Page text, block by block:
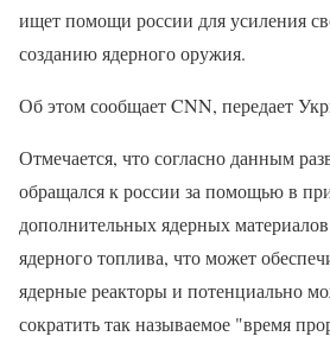
ищет помощи россии для усиления
созданию ядерного оружия.
Об этом сообщает CNN, передает
Отмечается, что согласно данным
обращался к россии за помощью в
дополнительных ядерных
ядерного топлива, что может
ядерные реакторы и потенциально
сократить так называемое "время